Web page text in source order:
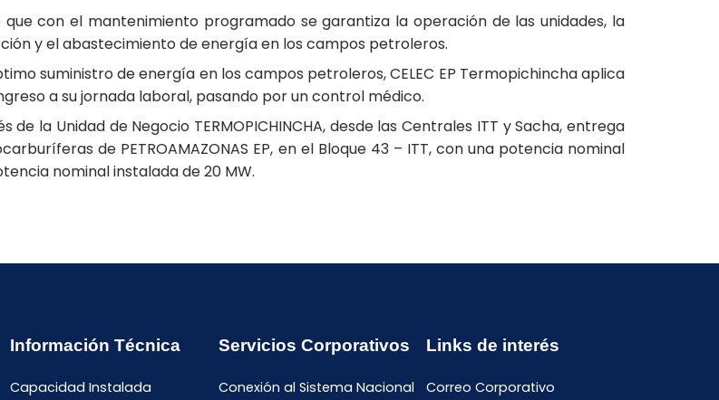
con el mantenimiento programado se garantiza la operación de las unidades, la
y el abastecimiento de energía en los campos petroleros.
suministro de energía en los campos petroleros, CELEC EP Termopichincha aplica
a su jornada laboral, pasando por un control médico.
la Unidad de Negocio TERMOPICHINCHA, desde las Centrales ITT y Sacha, entrega
de PETROAMAZONAS EP, en el Bloque 43 – ITT, con una potencia nominal
nominal instalada de 20 MW.
Información Técnica
Capacidad Instalada
Servicios Corporativos
Conexión al Sistema Nacional
Links de interés
Correo Corporativo